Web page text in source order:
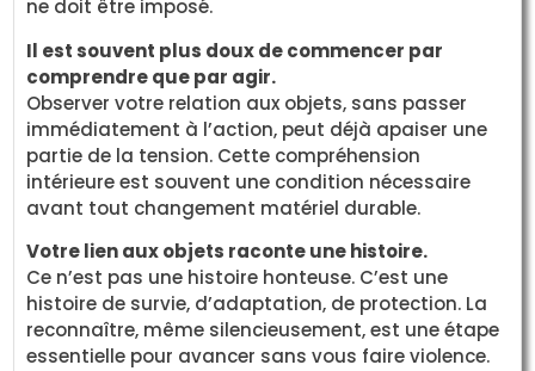
ne doit être imposé.
Il est souvent plus doux de commencer par
comprendre que par agir.
Observer votre relation aux objets, sans passer
immédiatement à l’action, peut déjà apaiser une
partie de la tension. Cette compréhension
intérieure est souvent une condition nécessaire
avant tout changement matériel durable.
Votre lien aux objets raconte une histoire.
Ce n’est pas une histoire honteuse. C’est une
histoire de survie, d’adaptation, de protection. La
reconnaître, même silencieusement, est une étape
essentielle pour avancer sans vous faire violence.